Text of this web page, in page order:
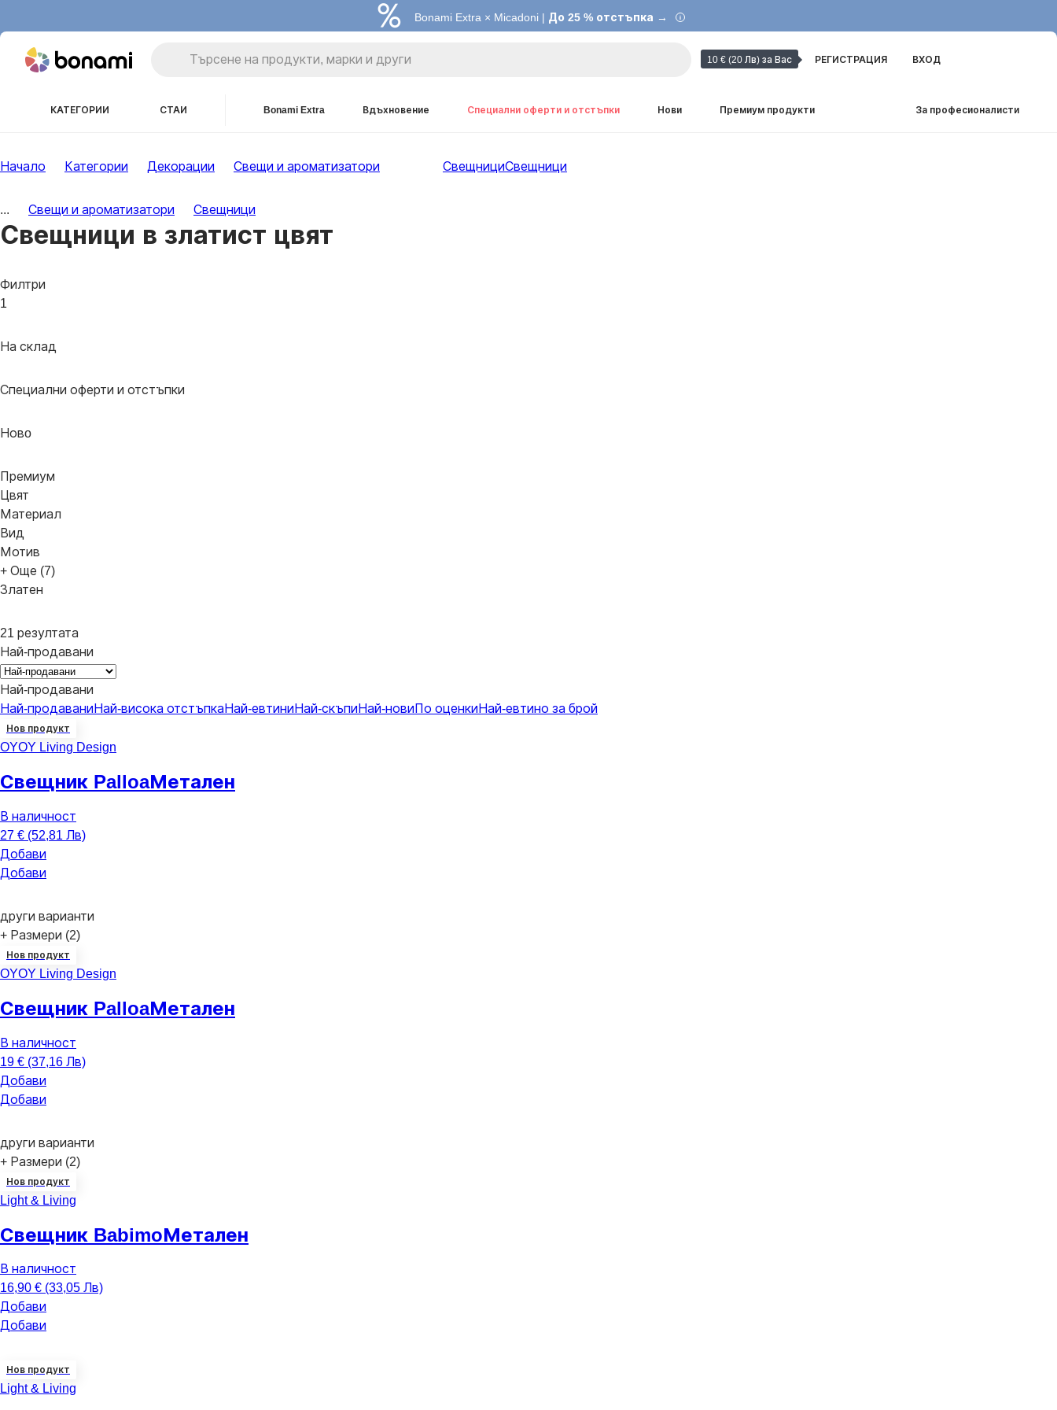
Bonami Extra × Micadoni | До 25 % отстъпка →
10 € (20 Лв) за Вас РЕГИСТРАЦИЯ ВХОД
КАТЕГОРИИ СТАИ Bonami Extra Вдъхновение Специални оферти и отстъпки Нови Премиум продукти За професионалисти
Начало Категории Декорации Свещи и ароматизатори СвещнициСвещници
... Свещи и ароматизатори Свещници
Свещници в златист цвят
Филтри
1
На склад
Специални оферти и отстъпки
Новo
Премиум
Цвят
Материал
Вид
Мотив
+ Още (7)
Златен
21 резултата
Най-продавани
Най-продавани
Най-продавани Най-висока отстъпка Най-евтини Най-скъпи Най-нови По оценки Най-евтино за брой
Нов продукт
OYOY Living Design
Свещник PalloaМетален
В наличност
27 € (52,81 Лв)
Добави
Добави
други варианти
+ Размери (2)
Нов продукт
OYOY Living Design
Свещник PalloaМетален
В наличност
19 € (37,16 Лв)
Добави
Добави
други варианти
+ Размери (2)
Нов продукт
Light & Living
Свещник BabimoМетален
В наличност
16,90 € (33,05 Лв)
Добави
Добави
Нов продукт
Light & Living